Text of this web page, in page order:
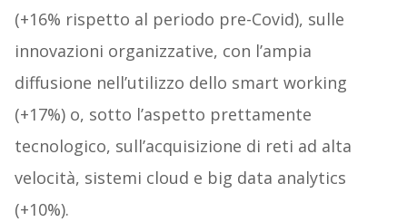
(+16% rispetto al periodo pre-Covid), sulle
innovazioni organizzative, con l’ampia
diffusione nell’utilizzo dello smart working
(+17%) o, sotto l’aspetto prettamente
tecnologico, sull’acquisizione di reti ad alta
velocità, sistemi cloud e big data analytics
(+10%).